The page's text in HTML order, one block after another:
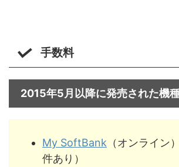
手数料
2015年5月以降に発売された機
My SoftBank （オンライン
件あり）